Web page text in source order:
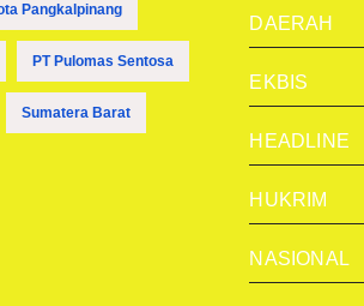
Pangkalpinang
PT Pulomas Sentosa
Sumatera Barat
DAERAH
EKBIS
HEADLINE
HUKRIM
NASIONAL